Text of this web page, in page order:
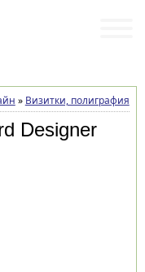
» Визитки, полиграфия
Designer